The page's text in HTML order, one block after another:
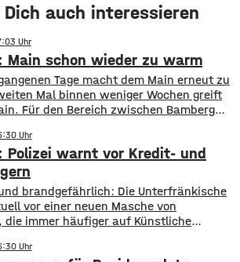
Dich auch interessieren
Main schon wieder zu warm
Tage macht dem Main erneut zu
Mal binnen weniger Wochen greift
Für den Bereich zwischen Bamberg
von drei Warnstufen. Zwar gibt es
im Wasser noch keine
ist die Wassertemperatur
Polizei warnt vor Kredit- und
brandgefährlich: Die Unterfränkische
vor einer neuen Masche von
die immer häufiger auf Künstliche
Region um ihr Erspartes gebracht. ​Laut